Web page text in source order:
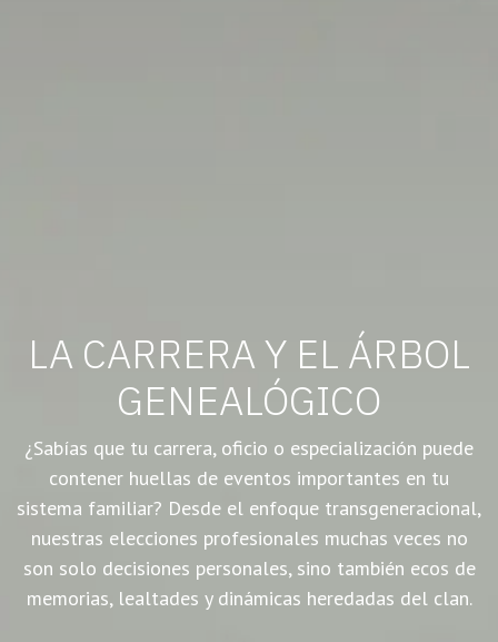
LA CARRERA Y EL ÁRBOL
GENEALÓGICO
¿Sabías que tu carrera, oficio o especialización puede
contener huellas de eventos importantes en tu
sistema familiar? Desde el enfoque transgeneracional,
nuestras elecciones profesionales muchas veces no
son solo decisiones personales, sino también ecos de
memorias, lealtades y dinámicas heredadas del clan.